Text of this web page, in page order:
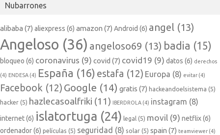
Nubarrones
alibaba (7) aliexpress (6) amazon (7) Android (6) angel (13)
Angeloso (36) angeloso69 (13) badia (15)
bloqueo (6) coronavirus (9) covid (7) covid19 (9) datos (6) derechos
(4) ENDESA (4) España (16) estafa (12) Europa (8) evitar (4)
Facebook (12) Google (14) gratis (7) hackeandoelsistema (5)
hacker (5) hazlecasoalfriki (11) IBERDROLA (4) instagram (8)
internet(6) islatortuga (24) legal (5) movil (9) netflix(6)
ordenador(6) películas (5) seguridad (8) solar (5) spain (7) teamviewer (4)